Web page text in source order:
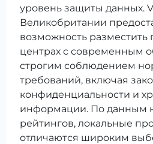
уровень защиты данных.
Великобритании
возможность разместить
центрах с современным
строгим соблюдением
требований, включая
конфиденциальности и
информации. По данным
рейтингов, локальные
отличаются широким